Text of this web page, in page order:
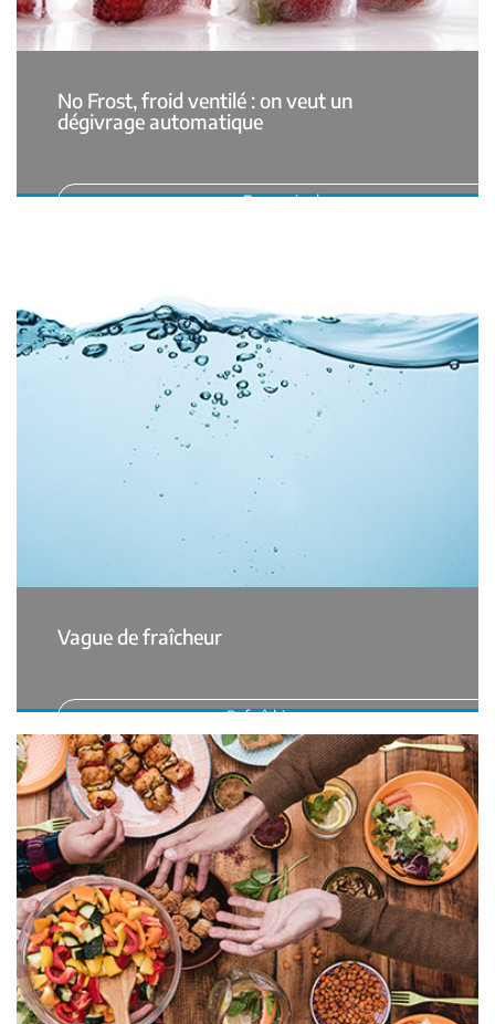
No Frost, froid ventilé : on veut un
dégivrage automatique
En savoir plus
Vague de fraîcheur
Rafraîchissez-vous